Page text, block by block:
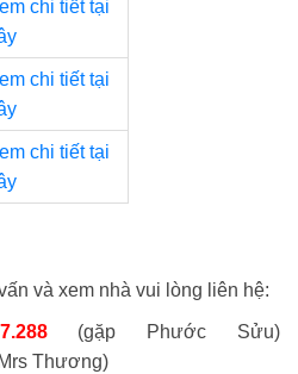
chi tiết tại
chi tiết tại
chi tiết tại
và xem nhà vui lòng liên hệ:
(gặp Phước Sửu)
Thương)